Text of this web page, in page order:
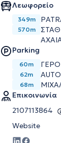
Λεωφορείο
349m
570m
Parking
60m
62m
68m
Επικοινωνία
2107113864
Website